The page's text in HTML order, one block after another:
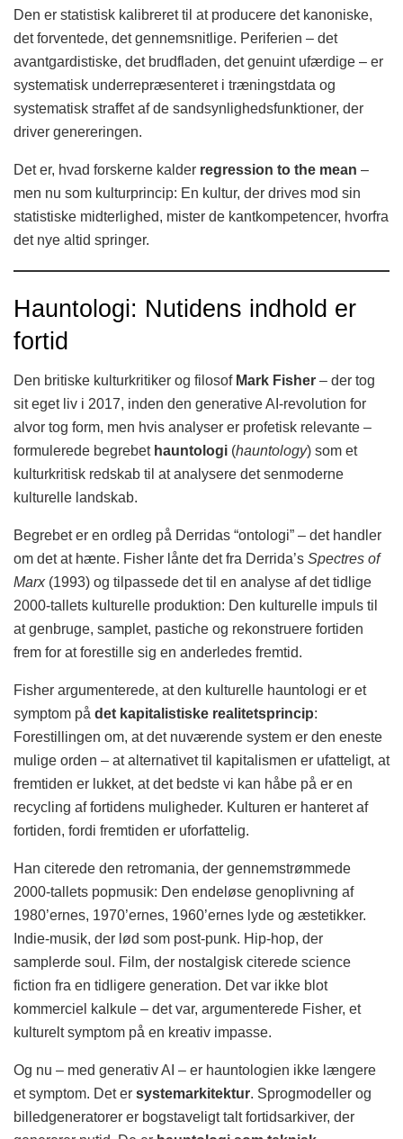
Den er statistisk kalibreret til at producere det kanoniske,
det forventede, det gennemsnitlige. Periferien – det
avantgardistiske, det brudfladen, det genuint ufærdige – er
systematisk underrepræsenteret i træningstdata og
systematisk straffet af de sandsynlighedsfunktioner, der
driver genereringen.
Det er, hvad forskerne kalder regression to the mean –
men nu som kulturprincip: En kultur, der drives mod sin
statistiske midterlighed, mister de kantkompetencer, hvorfra
det nye altid springer.
Hauntologi: Nutidens indhold er
fortid
Den britiske kulturkritiker og filosof Mark Fisher – der tog
sit eget liv i 2017, inden den generative AI-revolution for
alvor tog form, men hvis analyser er profetisk relevante –
formulerede begrebet hauntologi (hauntology) som et
kulturkritisk redskab til at analysere det senmoderne
kulturelle landskab.
Begrebet er en ordleg på Derridas “ontologi” – det handler
om det at hænte. Fisher lånte det fra Derrida’s Spectres of
Marx(1993) og tilpassede det til en analyse af det tidlige
2000-tallets kulturelle produktion: Den kulturelle impuls til
at genbruge, samplet, pastiche og rekonstruere fortiden
frem for at forestille sig en anderledes fremtid.
Fisher argumenterede, at den kulturelle hauntologi er et
symptom på det kapitalistiske realitetsprincip:
Forestillingen om, at det nuværende system er den eneste
mulige orden – at alternativet til kapitalismen er ufatteligt, at
fremtiden er lukket, at det bedste vi kan håbe på er en
recycling af fortidens muligheder. Kulturen er hanteret af
fortiden, fordi fremtiden er uforfattelig.
Han citerede den retromania, der gennemstrømmede
2000-tallets popmusik: Den endeløse genoplivning af
1980’ernes, 1970’ernes, 1960’ernes lyde og æstetikker.
Indie-musik, der lød som post-punk. Hip-hop, der
samplerde soul. Film, der nostalgisk citerede science
fiction fra en tidligere generation. Det var ikke blot
kommerciel kalkule – det var, argumenterede Fisher, et
kulturelt symptom på en kreativ impasse.
Og nu – med generativ AI – er hauntologien ikke længere
et symptom. Det er systemarkitektur. Sprogmodeller og
billedgeneratorer er bogstaveligt talt fortidsarkiver, der